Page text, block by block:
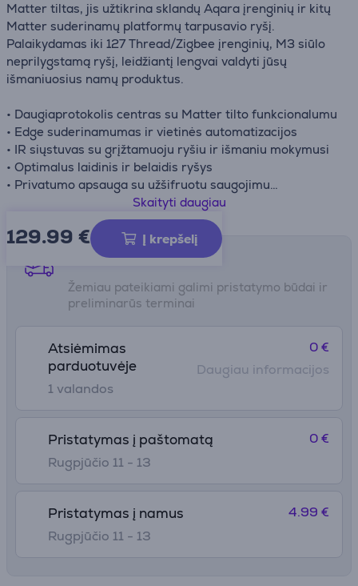
Matter tiltas, jis užtikrina sklandų Aqara įrenginių ir kitų
Matter suderinamų platformų tarpusavio ryšį.
Palaikydamas iki 127 Thread/Zigbee įrenginių, M3 siūlo
neprilygstamą ryšį, leidžiantį lengvai valdyti jūsų
išmaniuosius namų produktus.
• Daugiaprotokolis centras su Matter tilto funkcionalumu
• Edge suderinamumas ir vietinės automatizacijos
• IR siųstuvas su grįžtamuoju ryšiu ir išmaniu mokymusi
• Optimalus laidinis ir belaidis ryšys
• Privatumo apsauga su užšifruotu saugojimu
• Paprastas nustatymas ir universalus montavimas
Skaityti daugiau
129.99 € Į krepšelį
Pristatymo būdai
Žemiau pateikiami galimi pristatymo būdai ir
preliminarūs terminai
Atsiėmimas
parduotuvėje
1 valandos
0 €
Daugiau informacijos
Pristatymas į paštomatą
Rugpjūčio 11 - 13
0 €
Pristatymas į namus
Rugpjūčio 11 - 13
4.99 €